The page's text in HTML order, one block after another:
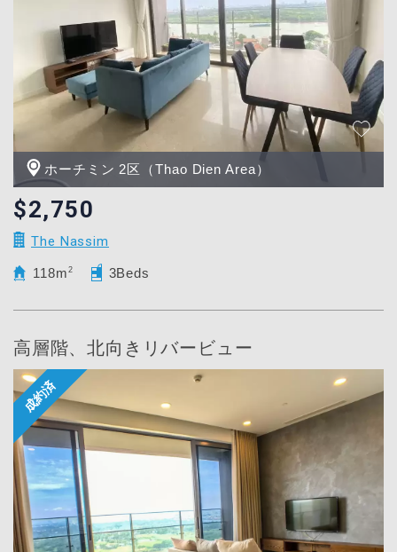
ホーチミン 2区（Thao Dien Area）
$2,750
The Nassim
118m 2 3Beds
高層階、北向きリバービュー